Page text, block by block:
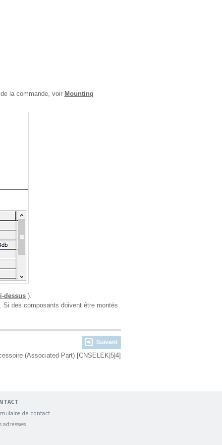
la commande, voir Mounting
dessus ).
Si des composants doivent être montés
Suivant
(Associated Part) [CNSELEK|5|4]
de contact
adresses